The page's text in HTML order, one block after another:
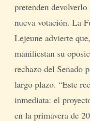
pretenden
nueva votación. La
Lejeune advierte
manifiestan su
rechazo del Senado
largo plazo. “Este
inmediata: el
en la primavera de